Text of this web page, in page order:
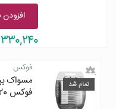
330,240 تومان
تمام شد
فوکس
مسواک
فوکس 20 عددی